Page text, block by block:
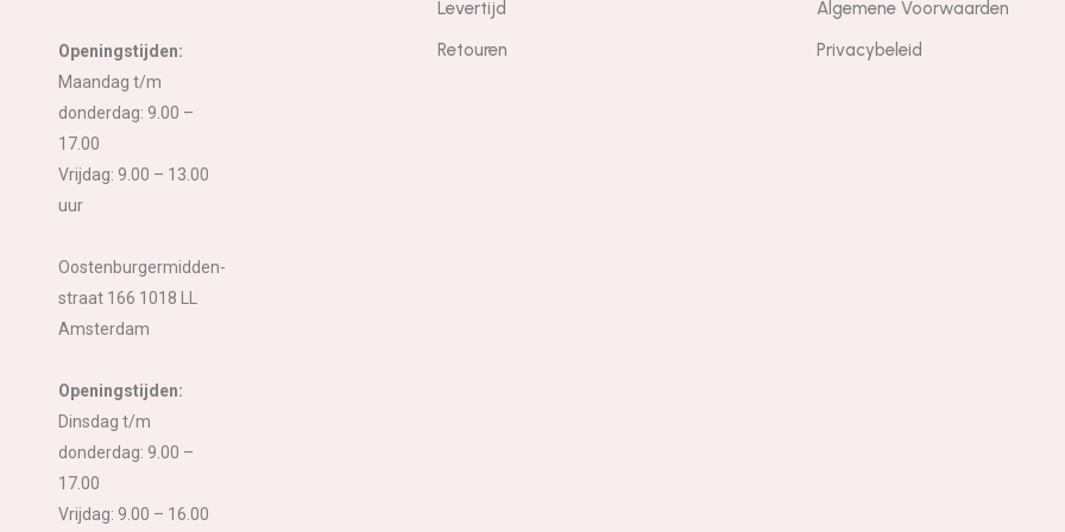
Openingstijden:
Maandag t/m
donderdag: 9.00 –
17.00
Vrijdag: 9.00 – 13.00
uur
Oostenburgermidden-
straat 166 1018 LL
Amsterdam
Openingstijden:
Dinsdag t/m
donderdag: 9.00 –
17.00
Vrijdag: 9.00 – 16.00
Levertijd
Retouren
Algemene Voorwaarden
Privacybeleid